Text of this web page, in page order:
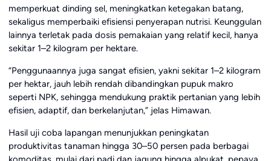
memperkuat dinding sel, meningkatkan ketegakan batang,
sekaligus memperbaiki efisiensi penyerapan nutrisi. Keunggulan
lainnya terletak pada dosis pemakaian yang relatif kecil, hanya
sekitar 1–2 kilogram per hektare.
“Penggunaannya juga sangat efisien, yakni sekitar 1–2 kilogram
per hektar, jauh lebih rendah dibandingkan pupuk makro
seperti NPK, sehingga mendukung praktik pertanian yang lebih
efisien, adaptif, dan berkelanjutan,” jelas Himawan.
Hasil uji coba lapangan menunjukkan peningkatan
produktivitas tanaman hingga 30–50 persen pada berbagai